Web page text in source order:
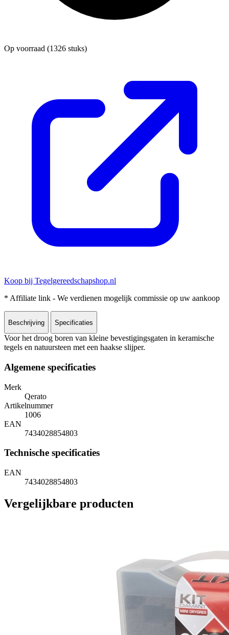
Op voorraad (1326 stuks)
Koop bij Tegelgereedschapshop.nl
* Affiliate link - We verdienen mogelijk commissie op uw aankoop
Beschrijving Specificaties
Voor het droog boren van kleine bevestigingsgaten in keramische
tegels en natuursteen met een haakse slijper.
Algemene specificaties
Merk
Qerato
Artikelnummer
1006
EAN
7434028854803
Technische specificaties
EAN
7434028854803
Vergelijkbare producten